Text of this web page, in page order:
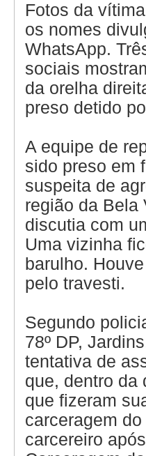
Fotos da
os nomes
WhatsApp.
sociais
da orelha
preso detido
A equipe de
sido preso em
suspeita de
região da Bela
discutia com
Uma vizinha
barulho.
pelo travesti.
Segundo
78º DP,
tentativa de
que, dentro da
que fizeram
carceragem
carcereiro